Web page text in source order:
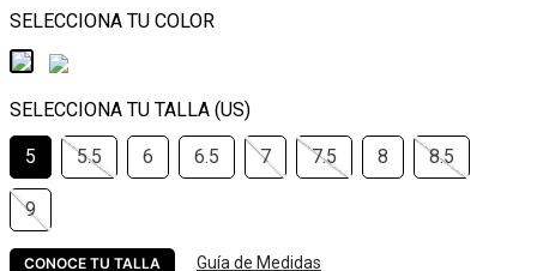
5 5.5 6 6.5 7 7.5 8 8.5
9
CONOCE TU TALLA Guía de Medidas